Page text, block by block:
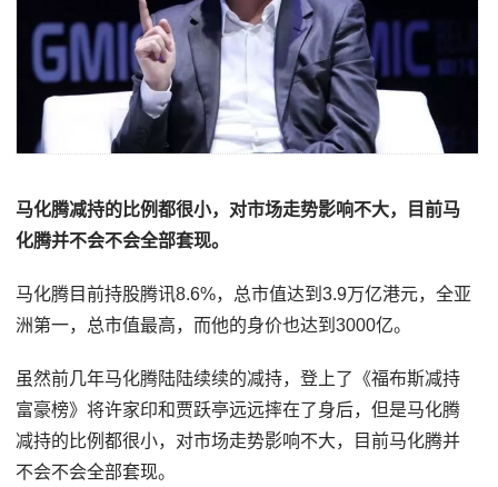
马化腾减持的比例都很小，对市场走势影响不大，目前马
化腾并不会不会全部套现。
马化腾目前持股腾讯8.6%，总市值达到3.9万亿港元，全亚
洲第一，总市值最高，而他的身价也达到3000亿。
虽然前几年马化腾陆陆续续的减持，登上了《福布斯减持
富豪榜》将许家印和贾跃亭远远摔在了身后，但是马化腾
减持的比例都很小，对市场走势影响不大，目前马化腾并
不会不会全部套现。